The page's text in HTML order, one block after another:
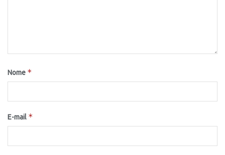
Nome *
E-mail *